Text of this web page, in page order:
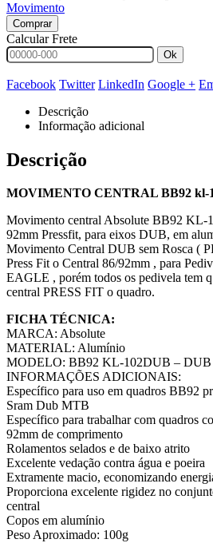
Movimento
Comprar
Calcular Frete
Ok
Facebook Twitter LinkedIn Google +
Descrição
Informação adicional
Descrição
MOVIMENTO CENTRAL BB92 kl-
Movimento central Absolute BB92 KL-
92mm Pressfit, para eixos DUB, em
Movimento Central DUB sem Rosca (
Press Fit o Central 86/92mm , para
EAGLE , porém todos os pedivela tem
central PRESS FIT o quadro.
FICHA TÉCNICA:
MARCA: Absolute
MATERIAL: Alumínio
MODELO: BB92 KL-102DUB – DUB
INFORMAÇÕES ADICIONAIS:
Específico para uso em quadros BB92
Sram Dub MTB
Específico para trabalhar com quadros
92mm de comprimento
Rolamentos selados e de baixo atrito
Excelente vedação contra água e poeira
Extramente macio, economizando
Proporciona excelente rigidez no
central
Copos em alumínio
Peso Aproximado: 100g